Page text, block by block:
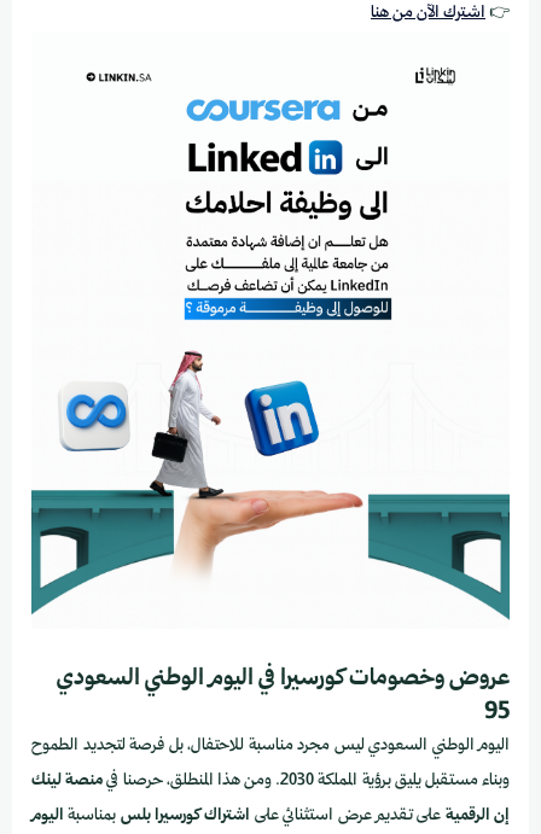
👉اشترك الآن من هنا
عروض وخصومات كورسيرا في اليوم الوطني السعودي
95
اليوم الوطني السعودي ليس مجرد مناسبة للاحتفال، بل فرصة لتجديد الطموح
وبناء مستقبل يليق برؤية المملكة 2030. ومن هذا المنطلق، حرصنا في
منصة لينك
إن الرقمية على تقديم عرض استثنائي على اشتراك كورسيرا بلس بمناسبة اليوم